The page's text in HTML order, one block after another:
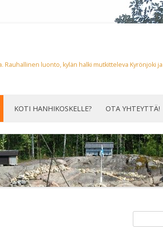
luonto, kylän halki mutkitteleva Kyrönjoki
sisältöön
KYLÄSEURA
MAA- JA KOTITALOUSNAISET
KOTI HANHIKOSKELLE? OTA YHTEYTTÄ!